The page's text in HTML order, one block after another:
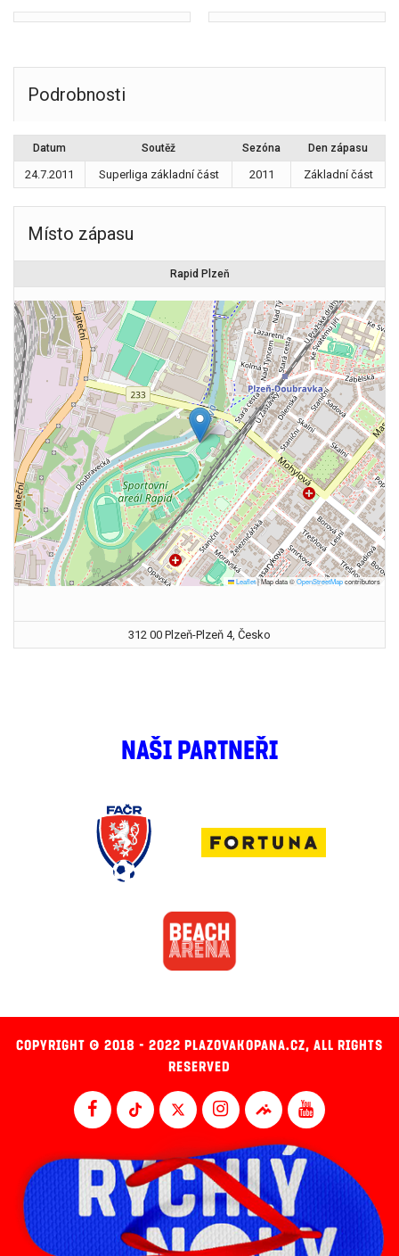
Podrobnosti
Datum Soutěž Sezóna Den zápasu
24.7.2011 Superliga základní část 2011 Základní část
Místo zápasu
Rapid Plzeň
Leaflet|Map data ©OpenStreetMapcontributors
312 00 Plzeň-Plzeň 4, Česko
NAŠI PARTNEŘI
COPYRIGHT © 2018 - 2022 PLAZOVAKOPANA.CZ, ALL RIGHTS
RESERVED